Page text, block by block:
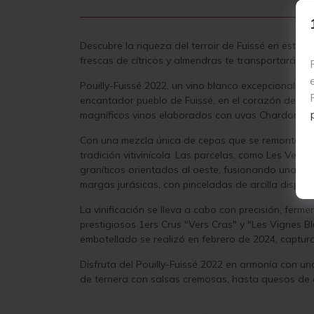
Descubre la riqueza del terroir de Fuissé en este
frescas de cítricos y almendras te transportarán
Pouilly-Fuissé 2022, un vino blanco excepcional
encantador pueblo de Fuissé, en el corazón del
magníficos vinos elaborados con uvas
Con una mezcla única de cepas que se
tradición vitivinícola. Las parcelas, como Les
graníticos orientados al oeste, fusionando una
margas jurásicas, con pinceladas de arcilla
La vinificación se lleva a cabo con precisión,
prestigiosos 1ers Crus "Vers Cras" y "Les Vignes
embotellado se realizó en febrero de 2024,
Disfruta del Pouilly-Fuissé 2022 en armonía con
de ternera con salsas cremosas, hasta quesos